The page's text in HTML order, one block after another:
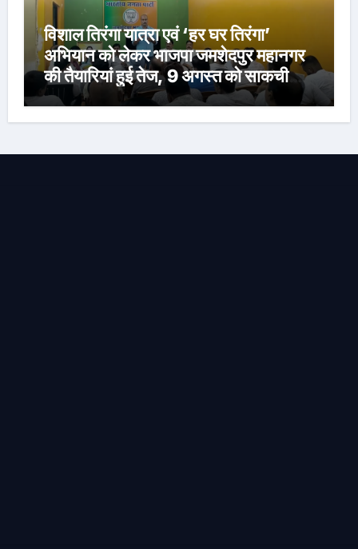
विशाल तिरंगा यात्रा एवं ‘हर घर तिरंगा’
अभियान को लेकर भाजपा जमशेदपुर महानगर
की तैयारियां हुई तेज, 9 अगस्त को साकची
नेताजी सुभाष मैदान से निकलेगी विशाल तिरंगा
यात्रा